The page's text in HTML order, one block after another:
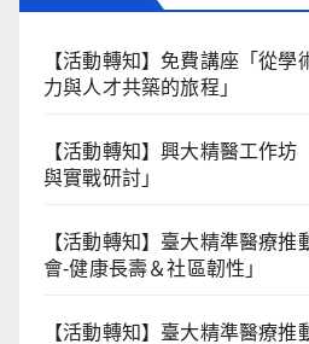
【活動轉知】免費講座「從
力與⼈才共築的旅程」
【活動轉知】興大精醫工作
與實戰研討」
【活動轉知】臺大精準醫療
會-健康長壽＆社區韌性」
【活動轉知】臺大精準醫療